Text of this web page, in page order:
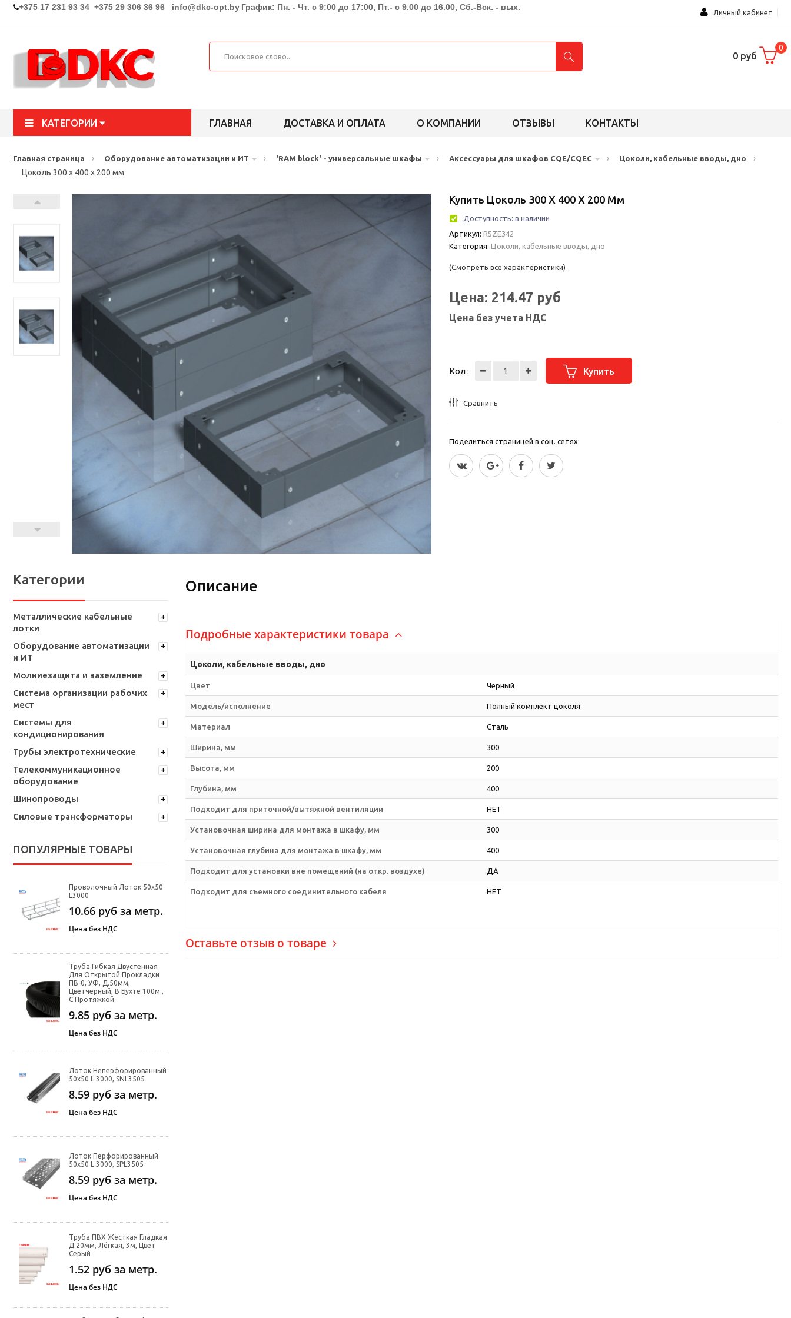
+375 17 231 93 34 +375 29 306 36 96 info@dkc-opt.by График: Пн. - Чт. с 9:00 до 17:00, Пт.- с 9.00 до 16.00, Сб.-Вск. - вых.
Личный кабинет
0 руб
0
КАТЕГОРИИ ГЛАВНАЯ ДОСТАВКА И ОПЛАТА О КОМПАНИИ ОТЗЫВЫ КОНТАКТЫ
Главная страница › Оборудование автоматизации и ИТ › 'RAM block' - универсальные шкафы › Аксессуары для шкафов CQE/CQEC › Цоколи, кабельные вводы, дно
›
Цоколь 300 x 400 x 200 мм
Купить Цоколь 300 X 400 X 200 Мм
Доступность: в наличии
Артикул: R5ZE342
Категория: Цоколи, кабельные вводы, дно
(Смотреть все характеристики)
Цена: 214.47 руб
Цена без учета НДС
Кол : Купить
Сравнить
Поделиться страницей в соц. сетях:
Категории
Металлические кабельные
лотки
Оборудование автоматизации
и ИТ
Молниезащита и заземление
Система организации рабочих
мест
Системы для
кондиционирования
Трубы электротехнические
Телекоммуникационное
оборудование
Шинопроводы
Силовые трансформаторы
ПОПУЛЯРНЫЕ ТОВАРЫ
Проволочный Лоток 50х50
L3000
10.66 руб за метр.
Цена без НДС
Труба Гибкая Двустенная
Для Открытой Прокладки
ПВ-0, УФ, Д.50мм,
Цветчерный, В Бухте 100м.,
С Протяжкой
9.85 руб за метр.
Цена без НДС
Лоток Неперфорированный
50х50 L 3000, SNL3505
8.59 руб за метр.
Цена без НДС
Лоток Перфорированный
50х50 L 3000, SPL3505
8.59 руб за метр.
Цена без НДС
Труба ПВХ Жёсткая Гладкая
Д.20мм, Лёгкая, 3м, Цвет
Серый
1.52 руб за метр.
Цена без НДС
Описание
Подробные характеристики товара
Цоколи, кабельные вводы, дно
Цвет Черный
Модель/исполнение Полный комплект цоколя
Материал Сталь
Ширина, мм 300
Высота, мм 200
Глубина, мм 400
Подходит для приточной/вытяжной вентиляции НЕТ
Установочная ширина для монтажа в шкафу, мм 300
Установочная глубина для монтажа в шкафу, мм 400
Подходит для установки вне помещений (на откр. воздухе) ДА
Подходит для съемного соединительного кабеля НЕТ
Оставьте отзыв о товаре